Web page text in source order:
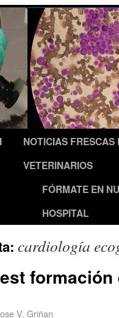
NOTICIAS FRESCAS
VETERINARIOS
FÓRMATE EN
HOSPITAL
cardiología
V. Griñan